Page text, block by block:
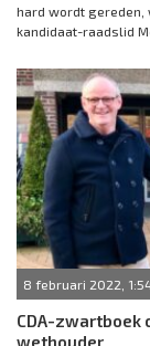
hard wordt gereden,
kandidaat-raadslid
8 februari 2022,
CDA-
wethouder